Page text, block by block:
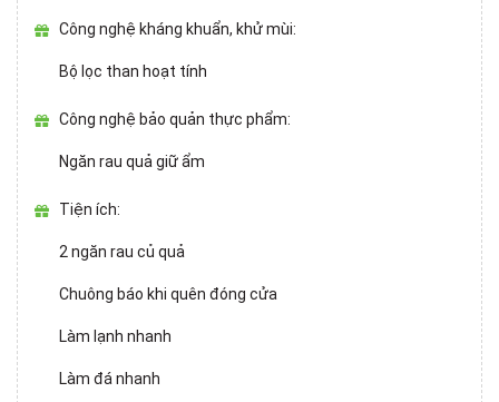
Công nghệ kháng khuẩn, khử mùi:
Bộ lọc than hoạt tính
Công nghệ bảo quản thực phẩm:
Ngăn rau quả giữ ẩm
Tiện ích:
2 ngăn rau củ quả
Chuông báo khi quên đóng cửa
Làm lạnh nhanh
Làm đá nhanh